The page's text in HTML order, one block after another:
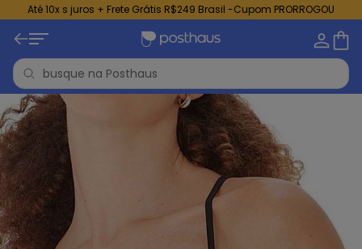
Até 10x s juros + Frete Grátis R$249 Brasil -Cupom PRORROGOU